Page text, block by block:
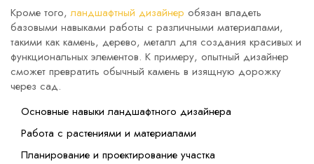
Кроме того,ландшафтный дизайнер обязан владеть
базовыми навыками работы с различными материалами,
такими как камень, дерево, металл для создания красивых и
функциональных элементов. К примеру, опытный дизайнер
сможет превратить обычный камень в изящную дорожку
через сад.
Основные навыки ландшафтного дизайнера
Работа с растениями и материалами
Планирование и проектирование участка